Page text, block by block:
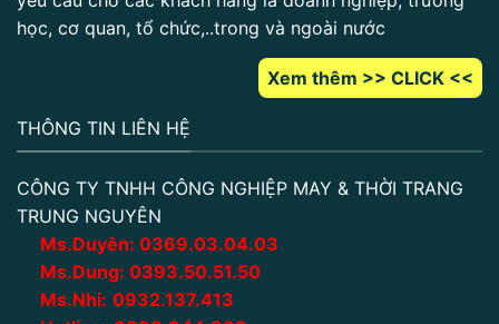
học, cơ quan, tổ chức,..trong và ngoài nước
Xem thêm >> CLICK <<
THÔNG TIN LIÊN HỆ
CÔNG TY TNHH CÔNG NGHIỆP MAY & THỜI TRANG
TRUNG NGUYÊN
Ms.Duyên: 0369.03.04.03
Ms.Dung: 0393.50.51.50
Ms.Nhi: 0932.137.413